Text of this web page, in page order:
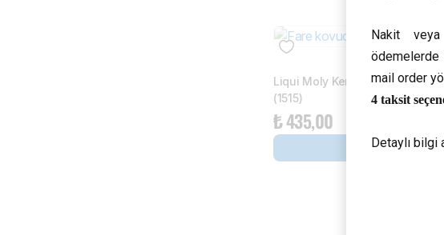
Liqui Moly Kemirgen Koruyucu
(1515)
₺435,00
Devamını oku
Nakit
ödemelerde
mail order
4 taksit
Detaylı